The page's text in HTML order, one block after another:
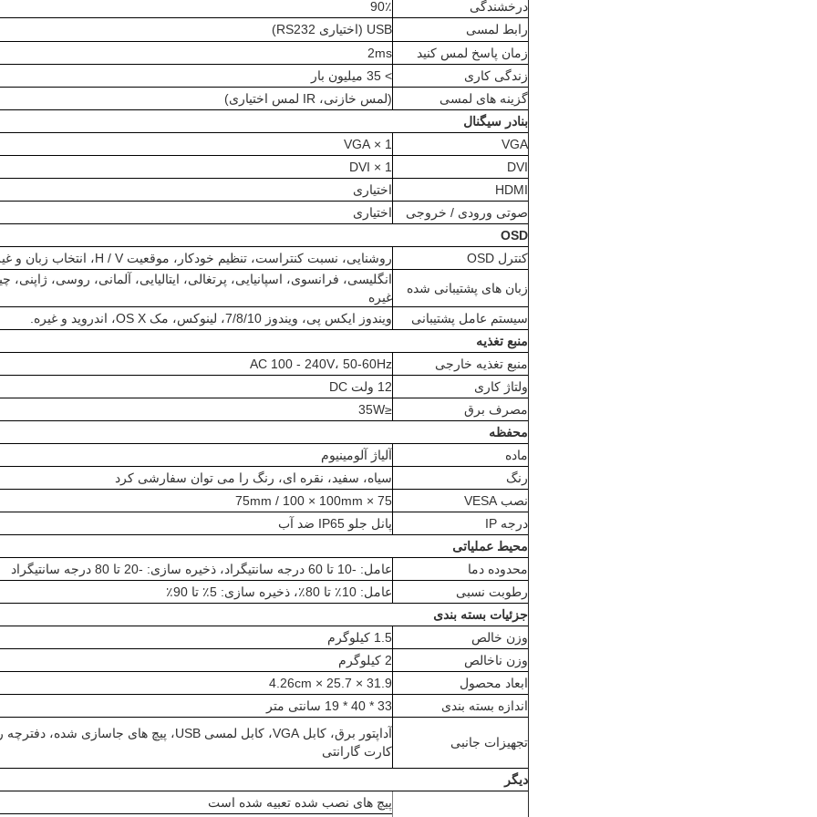
درخشندگی
90٪
رابط لمسی
USB (اختیاری RS232)
زمان پاسخ لمس کنید
2ms
زندگی کاری
> 35 میلیون بار
گزینه های لمسی
(لمس خازنی، IR لمس اختیاری)
بنادر سیگنال
VGA
1 × VGA
DVI
1 × DVI
HDMI
اختیاری
صوتی ورودی / خروجی
اختیاری
OSD
کنترل OSD
روشنایی، نسبت کنتراست، تنظیم خودکار، موقعیت H / V، انتخاب زبان و غیره
زبان های پشتیبانی شده
انگلیسی، فرانسوی، اسپانیایی، پرتغالی، ایتالیایی، آلمانی، روسی، ژاپنی،
غیره
سیستم عامل پشتیبانی
ویندوز ایکس پی، ویندوز 7/8/10، لینوکس، مک OS X، اندروید و غیره.
منبع تغذیه
منبع تغذیه خارجی
AC 100 - 240V، 50-60Hz
ولتاژ کاری
12 ولت DC
مصرف برق
≤35W
محفظه
ماده
آلیاژ آلومینیوم
رنگ
سیاه، سفید، نقره ای، رنگ را می توان سفارشی کرد
نصب VESA
75 × 75mm / 100 × 100mm
درجه IP
پانل جلو IP65 ضد آب
محیط عملیاتی
محدوده دما
عامل: -10 تا 60 درجه سانتیگراد، ذخیره سازی: -20 تا 80 درجه سانتیگراد
رطوبت نسبی
عامل: 10٪ تا 80٪، ذخیره سازی: 5٪ تا 90٪
جزئیات بسته بندی
وزن خالص
1.5 کیلوگرم
وزن ناخالص
2 کیلوگرم
ابعاد محصول
31.9 × 25.7 × 4.26cm
اندازه بسته بندی
33 * 40 * 19 سانتی متر
تجهیزات جانبی
آداپتور برق، کابل VGA، کابل لمسی USB، پیچ های جاسازی شده، دفترچه راهنما،
کارت گارانتی
دیگر
پیچ های نصب شده تعبیه شده است